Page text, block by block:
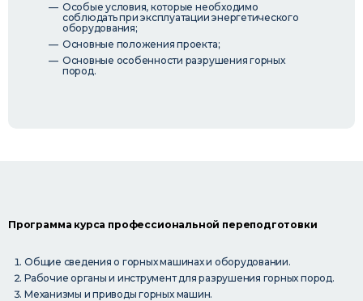
Особые условия, которые необходимо
соблюдать при эксплуатации энергетического
оборудования;
Основные положения проекта;
Основные особенности разрушения горных
пород.
Программа курса профессиональной переподготовки
Общие сведения о горных машинах и оборудовании.
Рабочие органы и инструмент для разрушения горных пород.
Механизмы и приводы горных машин.